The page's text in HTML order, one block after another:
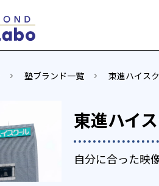
塾ブランド一覧 東進ハイス
東進ハイ
自分に合った映